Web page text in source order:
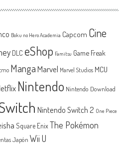
Boku no Hero Academia Capcom Cine
DLC eShop Famitsu Game Freak
MangaMarvel Marvel Studios MCU
Nintendo Nintendo Download
Nintendo Switch 2 One Piece
Square EnixThe Pokémon
Japón Wii U